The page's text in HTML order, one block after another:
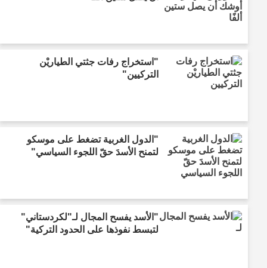
"استخراج رفات جثتي الطياريْن
التركيين"
"الدول الغربية تضغط على موسكو
لتمنح الأسدَ حقّ اللجوء السياسي"
"الأسد يفسح المجال لـ"لكردستاني"
لتبسط نفوذها على الحدود التركية"